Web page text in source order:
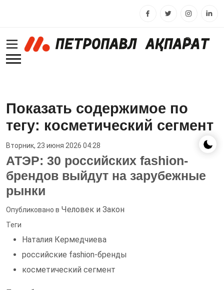
Показать содержимое по
тегу: косметический сегмент
Вторник, 23 июня 2026 04:28
АТЭР: 30 российских fashion-
брендов выйдут на зарубежные
рынки
Опубликовано в Человек и Закон
Теги
Наталия Кермедчиева
российские fashion-бренды
косметический сегмент